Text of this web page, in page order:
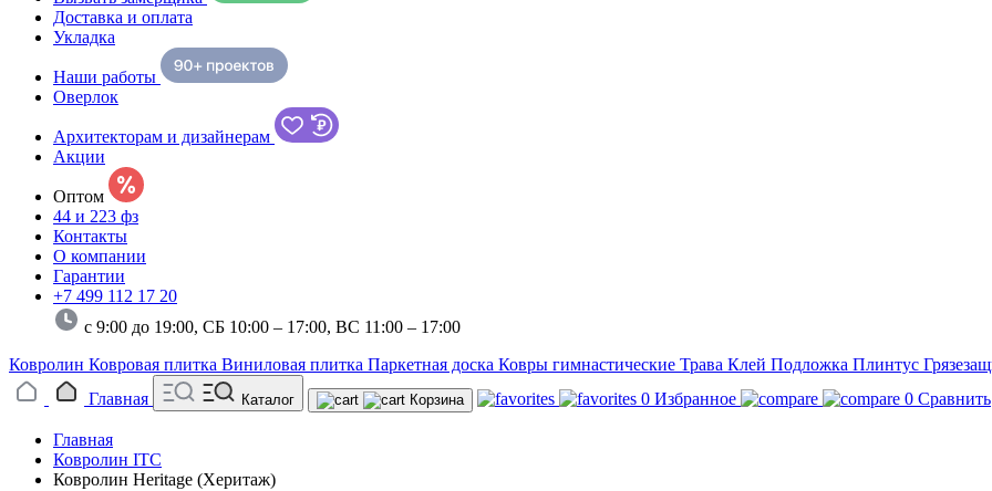
Доставка и оплата
Укладка
Наши работы
Оверлок
Архитекторам и дизайнерам
Акции
Оптом
44 и 223 фз
Контакты
О компании
Гарантии
+7 499 112 17 20
с 9:00 до 19:00, СБ 10:00 – 17:00, ВС 11:00 – 17:00
Ковролин Ковровая плитка Виниловая плитка Паркетная доска Ковры гимнастические Трава Клей Подложка Плинтус
Главная
Каталог Корзина 0 Избранное 0 Сравнить
Главная
Ковролин ITC
Ковролин Heritage (Херитаж)